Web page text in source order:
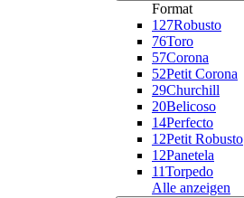
Format
127Robusto
76Toro
57Corona
52Petit Corona
29Churchill
20Belicoso
14Perfecto
12Petit Robusto
12Panetela
11Torpedo
Alle anzeigen